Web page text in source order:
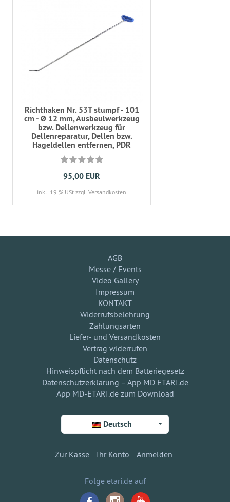
Richthaken Nr. 53T stumpf - 101
cm - Ø 12 mm, Ausbeulwerkzeug
bzw. Dellenwerkzeug für
Dellenreparatur, Dellen bzw.
Hageldellen entfernen, PDR
95,00 EUR
inkl. 19 % USt zzgl. Versandkosten
AGB
Messe / Events
Video Gallery
Impressum
KONTAKT
Widerrufsbelehrung
Zahlungsarten
Liefer- und Versandkosten
Vertrag widerrufen
Datenschutz
Hinweispflicht nach dem Batteriegesetz
Datenschutzerklärung – App MD ETARI.de
App MD-ETARI.de zum Download
Deutsch
Zur Kasse Ihr Konto Anmelden
Folge etari.de auf